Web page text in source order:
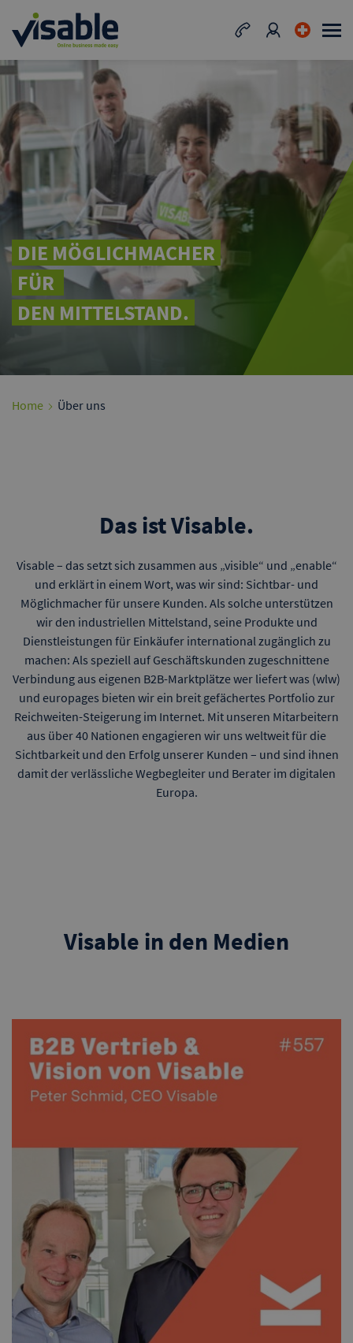
DIE MÖGLICHMACHER
FÜR
DEN MITTELSTAND.
Home Über uns
Das ist Visable.
Visable – das setzt sich zusammen aus „visible“ und „enable“
und erklärt in einem Wort, was wir sind: Sichtbar- und
Möglichmacher für unsere Kunden. Als solche unterstützen
wir den industriellen Mittelstand, seine Produkte und
Dienstleistungen für Einkäufer international zugänglich zu
machen: Als speziell auf Geschäftskunden zugeschnittene
Verbindung aus eigenen B2B-Marktplätze wer liefert was (wlw)
und europages bieten wir ein breit gefächertes Portfolio zur
Reichweiten-Steigerung im Internet. Mit unseren Mitarbeitern
aus über 40 Nationen engagieren wir uns weltweit für die
Sichtbarkeit und den Erfolg unserer Kunden – und sind ihnen
damit der verlässliche Wegbegleiter und Berater im digitalen
Europa.
Visable in den Medien